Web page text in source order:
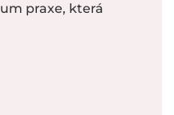
praxe, která